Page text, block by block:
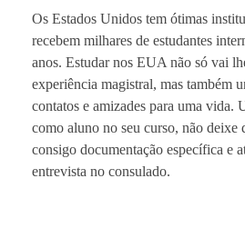
Os Estados Unidos tem ótimas
recebem milhares de estudantes
anos. Estudar nos EUA não só vai
experiência magistral, mas também
contatos e amizades para uma vida.
como aluno no seu curso, não deixe
consigo documentação específica e
entrevista no consulado.